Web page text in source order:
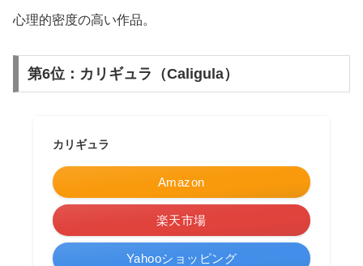
心理的密度の高い作品。
第6位：カリギュラ（Caligula）
カリギュラ
Amazon
楽天市場
Yahooショッピング